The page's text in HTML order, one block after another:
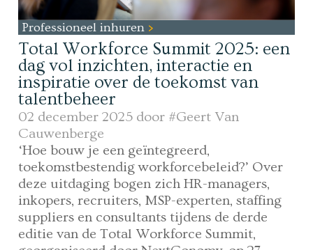
Professioneel inhuren
Total Workforce Summit 2025: een
dag vol inzichten, interactie en
inspiratie over de toekomst van
talentbeheer
02 december 2025 door #Geert Van
Cauwenberge
‘Hoe bouw je een geïntegreerd,
toekomstbestendig workforcebeleid?’ Over
deze uitdaging bogen zich HR-managers,
inkopers, recruiters, MSP-experten, staffing
suppliers en consultants tijdens de derde
editie van de Total Workforce Summit,